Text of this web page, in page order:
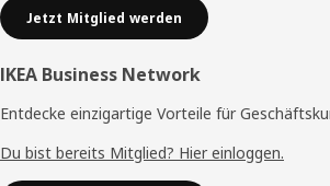
Jetzt Mitglied werden
IKEA Business Network
Entdecke einzigartige Vorteile für
Du bist bereits Mitglied? Hier einloggen.